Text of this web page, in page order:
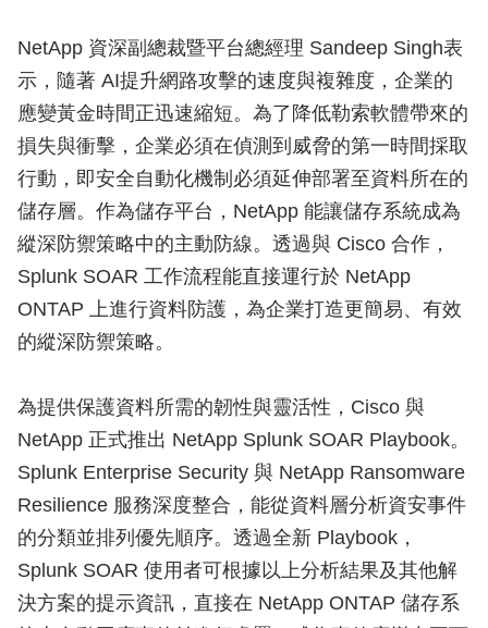
NetApp 資深副總裁暨平台總經理 Sandeep Singh表
示，隨著 AI提升網路攻擊的速度與複雜度，企業的
應變黃金時間正迅速縮短。為了降低勒索軟體帶來的
損失與衝擊，企業必須在偵測到威脅的第一時間採取
行動，即安全自動化機制必須延伸部署至資料所在的
儲存層。作為儲存平台，NetApp 能讓儲存系統成為
縱深防禦策略中的主動防線。透過與 Cisco 合作，
Splunk SOAR 工作流程能直接運行於 NetApp
ONTAP 上進行資料防護，為企業打造更簡易、有效
的縱深防禦策略。
為提供保護資料所需的韌性與靈活性，Cisco 與
NetApp 正式推出 NetApp Splunk SOAR Playbook。
Splunk Enterprise Security 與 NetApp Ransomware
Resilience 服務深度整合，能從資料層分析資安事件
的分類並排列優先順序。透過全新 Playbook，
Splunk SOAR 使用者可根據以上分析結果及其他解
決方案的提示資訊，直接在 NetApp ONTAP 儲存系